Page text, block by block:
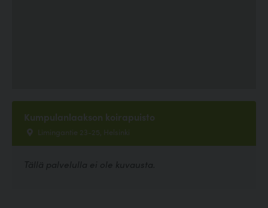
Kumpulanlaakson koirapuisto
Limingantie 23-25, Helsinki
Tällä palvelulla ei ole kuvausta.